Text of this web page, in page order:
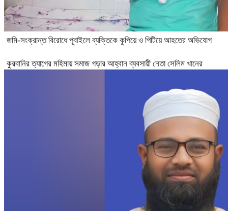
জমি-সংক্রান্ত বিরোধে পূবাইলে ব্যক্তিকে কুপিয়ে ও পিটিয়ে আহতের অভিযোগ
কুরবানির ত্যাগের মহিমায় সমাজ গড়ার আহ্বান ব্যবসায়ী নেতা সেলিম খানের